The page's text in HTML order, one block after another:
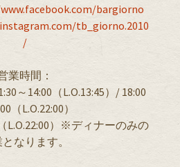
bargiorno
tb_giorno.2010
/
業時間：
～14:00（L.O.13:45）/ 18:00
（L.O.22:00）
L.O.22:00）※ディナーのみの
なります。